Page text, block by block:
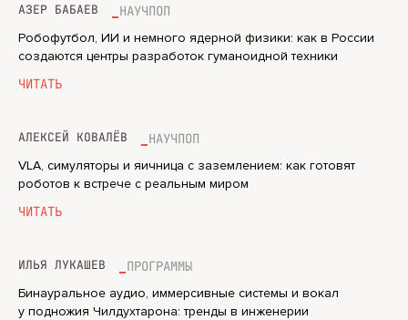
АЗЕР БАБАЕВ НАУЧПОП
Робофутбол, ИИ и немного ядерной физики: как в России
создаются центры разработок гуманоидной техники
ЧИТАТЬ
АЛЕКСЕЙ КОВАЛЁВ НАУЧПОП
VLA, симуляторы и яичница с заземлением: как готовят
роботов к встрече с реальным миром
ЧИТАТЬ
ИЛЬЯ ЛУКАШЕВ ПРОГРАММЫ
Бинауральное аудио, иммерсивные системы и вокал
у подножия Чилдухтарона: тренды в инженерии